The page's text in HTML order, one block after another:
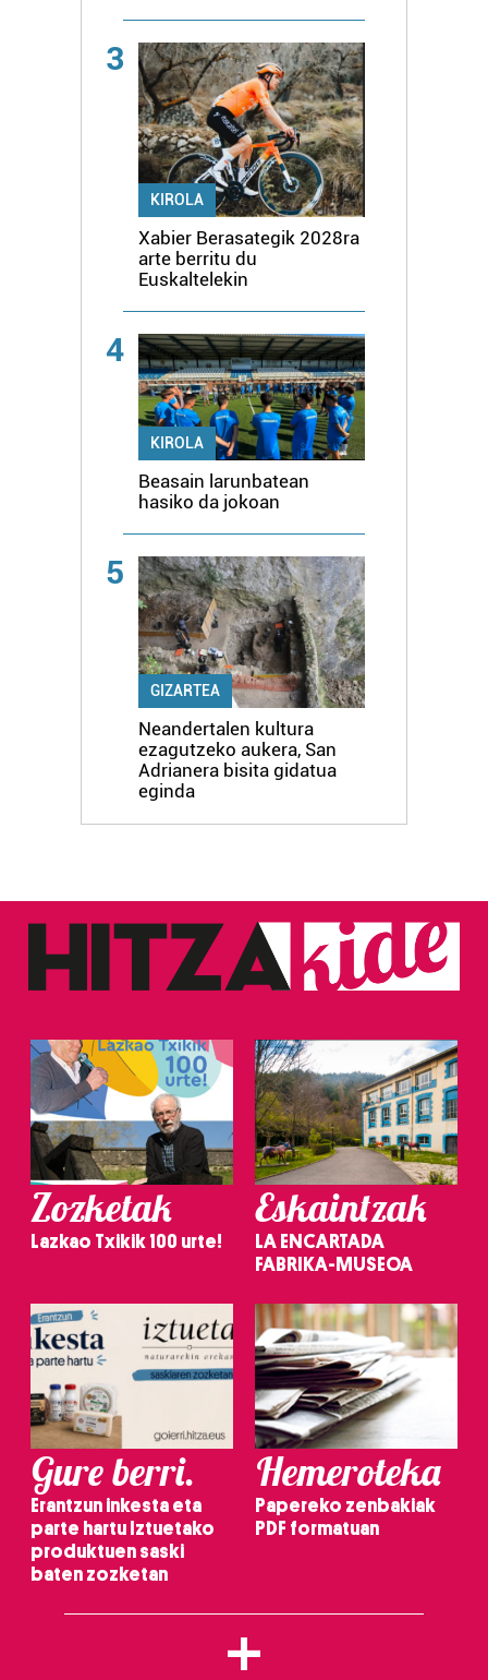
3
KIROLA
Xabier Berasategik 2028ra
arte berritu du
Euskaltelekin
4
KIROLA
Beasain larunbatean
hasiko da jokoan
5
GIZARTEA
Neandertalen kultura
ezagutzeko aukera, San
Adrianera bisita gidatua
eginda
Zozketak
Lazkao Txikik 100 urte!
Eskaintzak
LA ENCARTADA
FABRIKA-MUSEOA
Gure berri.
Erantzun inkesta eta
parte hartu Iztuetako
produktuen saski
baten zozketan
Hemeroteka
Papereko zenbakiak
PDF formatuan
+